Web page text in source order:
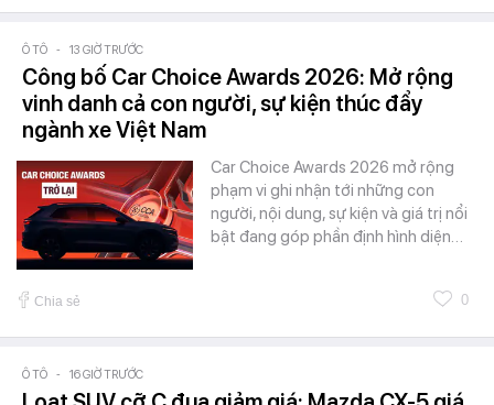
Ô TÔ - 13 GIỜ TRƯỚC
Công bố Car Choice Awards 2026: Mở rộng
vinh danh cả con người, sự kiện thúc đẩy
ngành xe Việt Nam
Car Choice Awards 2026 mở rộng
phạm vi ghi nhận tới những con
người, nội dung, sự kiện và giá trị nổi
bật đang góp phần định hình diện…
Chia sẻ 0
Ô TÔ - 16 GIỜ TRƯỚC